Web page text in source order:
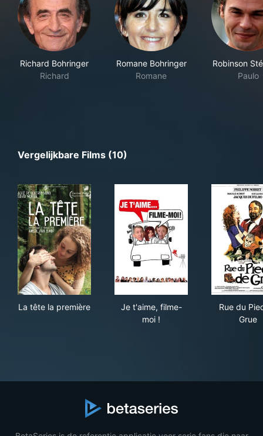
Richard Bohringer
Richard
Romane Bohringer
Romane
Robinson
Paulo
Vergelijkbare Films (10)
La tête la première
Je t'aime, filme-
moi !
Rue du
Grue